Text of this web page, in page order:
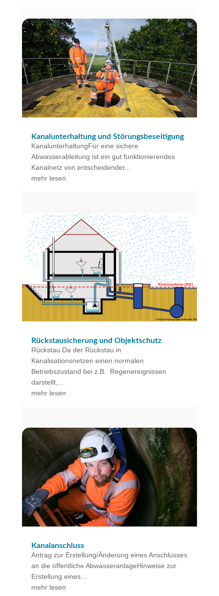
Kanalunterhaltung und Störungsbeseitigung
KanalunterhaltungFür eine sichere
Abwasserableitung ist ein gut funktionierendes
Kanalnetz von entscheidender...
mehr lesen
Rückstausicherung und Objektschutz
Rückstau Da der Rückstau in
Kanalisationsnetzen einen normalen
Betriebszustand bei z.B. Regenereignissen
darstellt,...
mehr lesen
Kanalanschluss
Antrag zur Erstellung/Änderung eines Anschlusses
an die öffentliche AbwasseranlageHinweise zur
Erstellung eines...
mehr lesen